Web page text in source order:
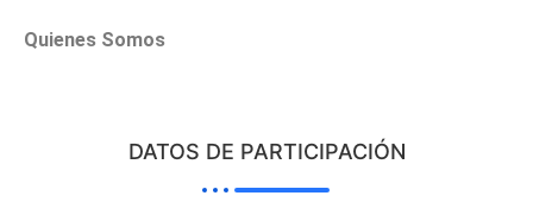
Quienes Somos
DATOS DE PARTICIPACIÓN